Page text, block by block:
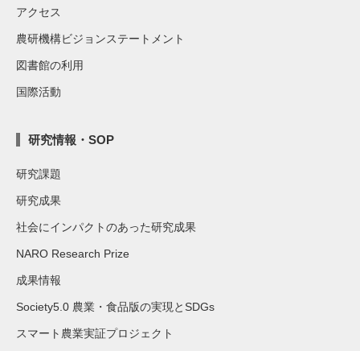
アクセス
農研機構ビジョンステートメント
図書館の利用
国際活動
研究情報・SOP
研究課題
研究成果
社会にインパクトのあった研究成果
NARO Research Prize
成果情報
Society5.0 農業・食品版の実現とSDGs
スマート農業実証プロジェクト